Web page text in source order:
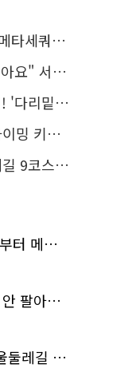
둘레길 15코스
편의점의 정체
' 무료 상영
이 체력장
서 떠나볼까
주황색 리본 따라 한강부터 메타세쿼이아 숲길까지…서울둘레길 15코스
"편의점인데 아무것도 안 팔아요" 서울에서 가장 특별한 편의점의 정체
이것이 천연 냉방! '서울둘레길 9코스'로 숲속 피서 떠나볼까